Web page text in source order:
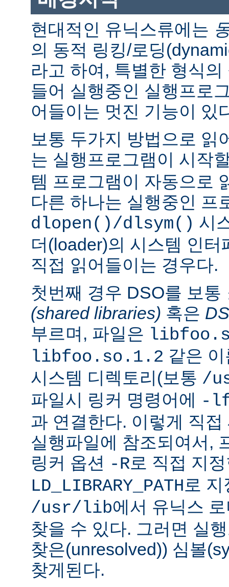
현대적인 유닉스류에는
의 동적 링킹/로딩
라고 하여, 특별한 형식
들어 실행중인 실행프로
어들이는 멋진 기능이 있
보통 두가지 방법으로 읽
는 실행프로그램이 시작
템 프로그램이 자동으로
다른 하나는 실행중인 프
dlopen()/dlsym() 시
더(loader)의 시스템 인
직접 읽어들이는 경우다.
첫번째 경우 DSO를 보통
(shared libraries) 혹은
부르며, 파일은
libfoo.so.1.2 같은
시스템 디렉토리(보통 /
파일시 링커 명령어에
-
과 연결한다. 이렇게 직
실행파일에 참조되여서,
링커 옵션 -R로 직접 지
LD_LIBRARY_PATH 로
/usr/lib에서 유닉스
찾을 수 있다. 그러면 실
찾은(unresolved)) 심볼
찾게된다.